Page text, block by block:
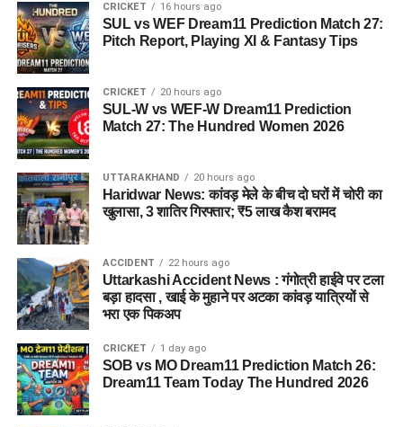
CRICKET 16 hours ago
SUL vs WEF Dream11 Prediction Match 27:
Pitch Report, Playing XI & Fantasy Tips
CRICKET 20 hours ago
SUL-W vs WEF-W Dream11 Prediction
Match 27: The Hundred Women 2026
UTTARAKHAND 20 hours ago
Haridwar News: कांवड़ मेले के बीच दो घरों में चोरी का
खुलासा, 3 शातिर गिरफ्तार; ₹5 लाख कैश बरामद
ACCIDENT 22 hours ago
Uttarkashi Accident News : गंगोत्री हाईवे पर टला
बड़ा हादसा , खाई के मुहाने पर अटका कांवड़ यात्रियों से
भरा एक पिकअप
CRICKET 1 day ago
SOB vs MO Dream11 Prediction Match 26:
Dream11 Team Today The Hundred 2026